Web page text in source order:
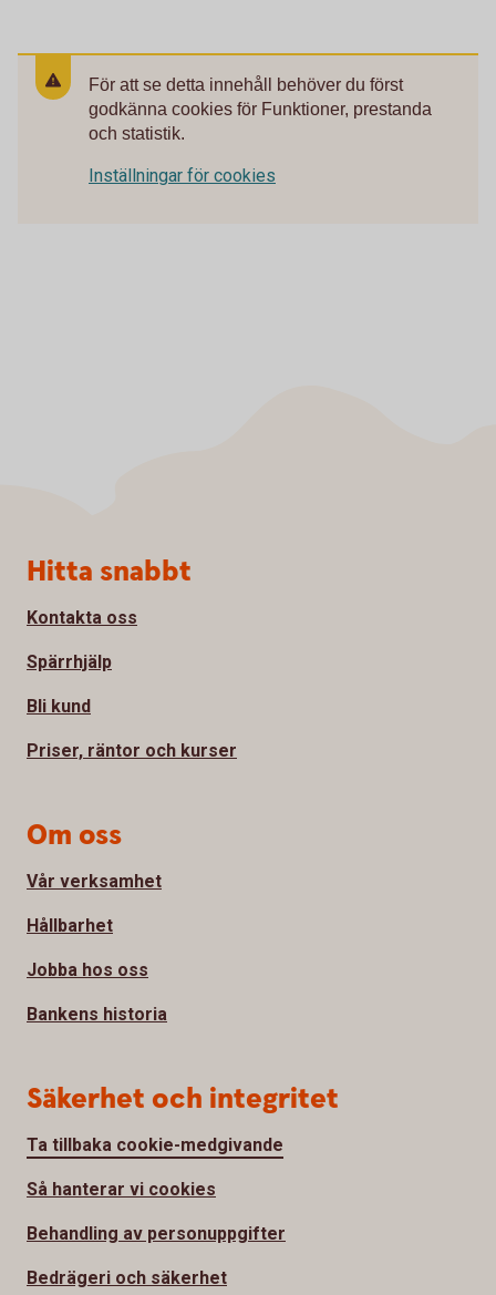
För att se detta innehåll behöver du först
godkänna cookies för Funktioner, prestanda
och statistik.
Inställningar för cookies
Sidfot
Hitta snabbt
Kontakta oss
Spärrhjälp
Bli kund
Priser, räntor och kurser
Om oss
Vår verksamhet
Hållbarhet
Jobba hos oss
Bankens historia
Säkerhet och integritet
Ta tillbaka cookie-medgivande
Så hanterar vi cookies
Behandling av personuppgifter
Bedrägeri och säkerhet